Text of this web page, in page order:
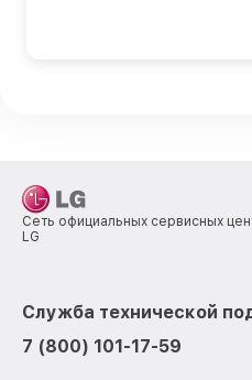
Сеть официальных сервисных
LG
Служба технической
7 (800) 101-17-59